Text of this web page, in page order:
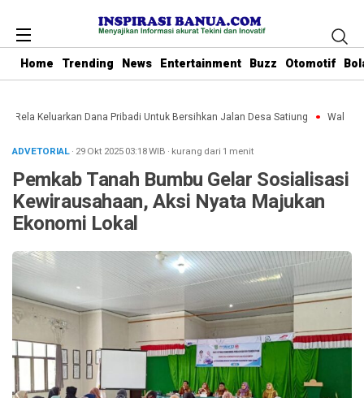
Home Trending News Entertainment Buzz Otomotif
Rela Keluarkan Dana Pribadi Untuk Bersihkan Jalan Desa Satiung Waket
ADVETORIAL· 29 Okt 202503:18WIB · kurang dari 1 menit
Pemkab Tanah Bumbu Gelar Sosialisasi
Kewirausahaan, Aksi Nyata Majukan
Ekonomi Lokal